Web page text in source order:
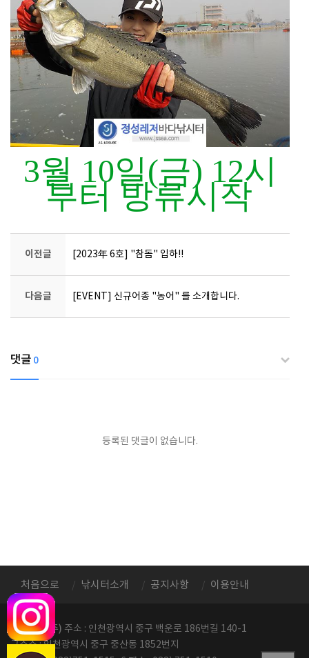
3월 10일(금) 12시
부터 방류시작
이전글 [2023年 6호] "참돔" 입하!!
다음글 [EVENT] 신규어종 "농어" 를 소개합니다.
댓글 0
등록된 댓글이 없습니다.
처음으로 낚시터소개 공지사항 이용안내
정성레저(주) 주소 : 인천광역시 중구 백운로 186번길 140-1
구주소 : 인천광역시 중구 중산동 1852번지